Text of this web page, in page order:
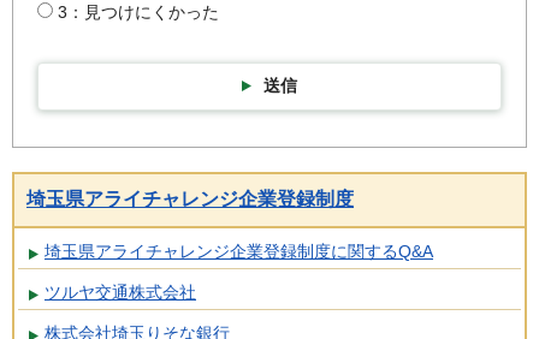
3：見つけにくかった
送信
埼玉県アライチャレンジ企業登録制度
埼玉県アライチャレンジ企業登録制度に関するQ&A
ツルヤ交通株式会社
株式会社埼玉りそな銀行